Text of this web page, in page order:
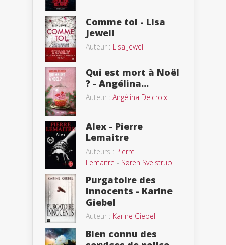
Comme toi - Lisa
Jewell
Auteur : Lisa Jewell
Qui est mort à Noël
? - Angélina...
Auteur : Angélina Delcroix
Alex - Pierre
Lemaitre
Auteurs : Pierre
Lemaitre - Søren Sveistrup
Purgatoire des
innocents - Karine
Giebel
Auteur : Karine Giebel
Bien connu des